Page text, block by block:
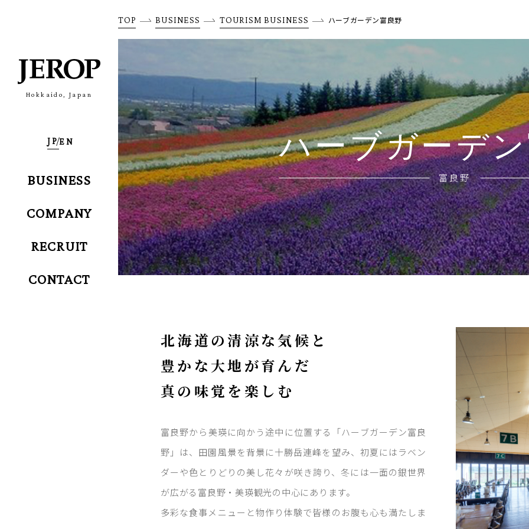
Hokkaido, Japan
BUSINESS
COMPANY
RECRUIT
CONTACT
TOP BUSINESS TOURISM BUSINESS ハーブガーデン富良野
ハーブガーデ
富良野
北海道の清涼な気候と
豊かな大地が育んだ
真の味覚を楽しむ
富良野から美瑛に向かう途中に位置する「ハーブガーデン富良
野」は、田園風景を背景に十勝岳連峰を望み、初夏にはラベン
ダーや色とりどりの美し花々が咲き誇り、冬には一面の銀世界
が広がる富良野・美瑛観光の中心にあります。
多彩な食事メニューと物作り体験で皆様のお腹も心も満たしま